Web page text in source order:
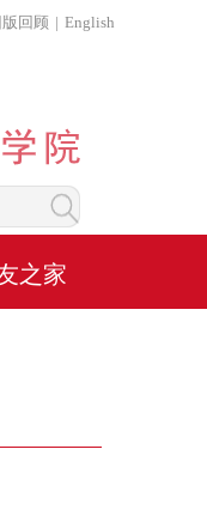
版回顾 | English
之家